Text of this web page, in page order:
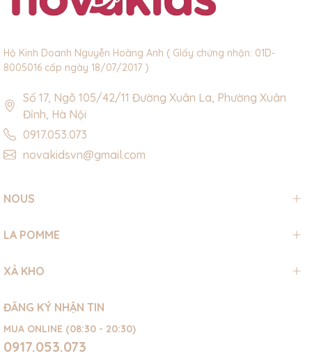
Hộ Kinh Doanh Nguyễn Hoàng Anh ( GIấy chứng nhận: 01D-
8005016 cấp ngày 18/07/2017 )
Số 17, Ngõ 105/42/11 Đường Xuân La, Phường Xuân
Đỉnh, Hà Nội
0917.053.073
novakidsvn@gmail.com
NOUS
LA POMME
XẢ KHO
ĐĂNG KÝ NHẬN TIN
MUA ONLINE (08:30 - 20:30)
0917.053.073